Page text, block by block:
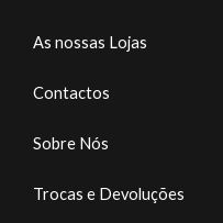
As nossas Lojas
Contactos
Sobre Nós
Trocas e Devoluções